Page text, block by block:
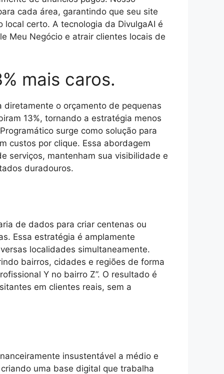
cada área, garantindo que seu site
certo. A tecnologia da DivulgaAI é
Meu Negócio e atrair clientes locais de
mais caros.
o orçamento de pequenas
13%, tornando a estratégia menos
surge como solução para
custos por clique. Essa abordagem
serviços, mantenham sua visibilidade e
duradouros.
de dados para criar centenas ou
Essa estratégia é amplamente
localidades simultaneamente.
bairros, cidades e regiões de forma
Y no bairro Z”. O resultado é
em clientes reais, sem a
insustentável a médio e
uma base digital que trabalha